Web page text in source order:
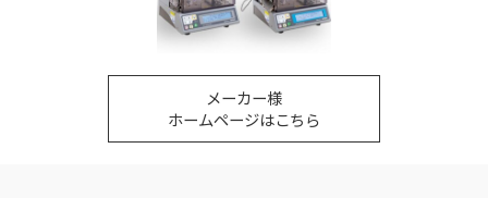
メーカー様
ホームページはこちら